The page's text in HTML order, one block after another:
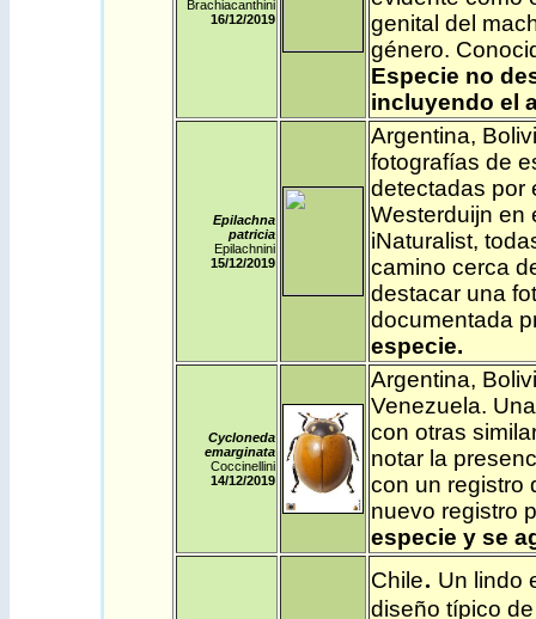
Brachiacanthini
16/12/2019
genital del
género.
Especie no
incluyendo el
Epilachna
patricia
Epilachnini
15/12/2019
Argentina,
fotografías de
detectadas por
Westerduijn en
iNaturalist,
camino cerca
destacar una
documentada
especie.
Cycloneda
emarginata
Coccinellini
14/12/2019
Argentina,
Venezuela.
con otras
notar la
con un registro
nuevo registro
especie y se
Chile. Un lindo
diseño típico